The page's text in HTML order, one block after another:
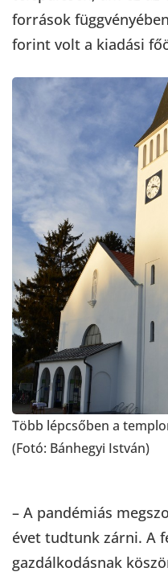
források
forint volt a kiadási
Több lépcsőben a
(Fotó: Bánhegyi István)
– A pandémiás
évet tudtunk zárni. A
gazdálkodásnak